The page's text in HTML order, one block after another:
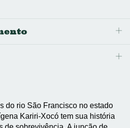
do rio São Francisco no estado
Kariri-Xocó tem sua história